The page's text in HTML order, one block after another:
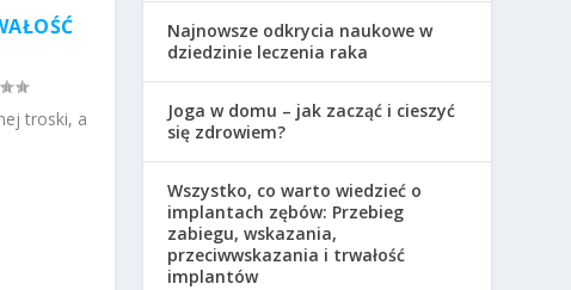
troski, a
Najnowsze odkrycia naukowe w
dziedzinie leczenia raka
Joga w domu – jak zacząć i cieszyć
się zdrowiem?
Wszystko, co warto wiedzieć o
implantach zębów: Przebieg
zabiegu, wskazania,
przeciwwskazania i trwałość
implantów